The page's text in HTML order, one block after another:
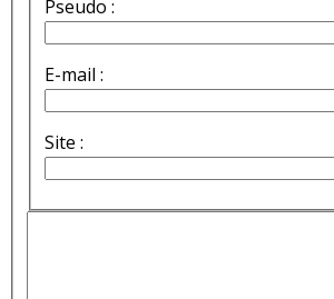
Pseudo :
E-mail :
Site :